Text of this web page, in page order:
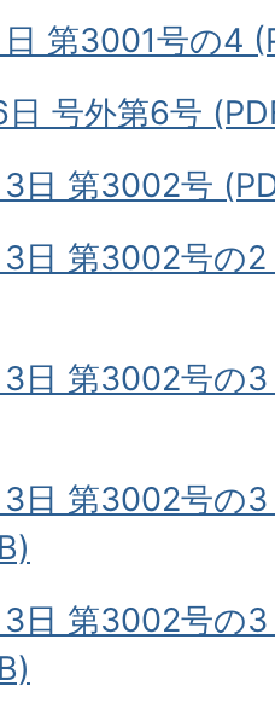
第3001号の4
号外第6号
日 第3002号
日 第3002号の
日 第3002号の
日 第3002号の
日 第3002号の